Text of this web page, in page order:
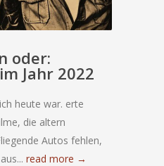
oder:
Jahr 2022
heute war. erte
die altern
Autos fehlen,
read more →